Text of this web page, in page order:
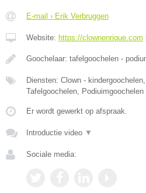
E-mail › Erik Verbruggen
Website: https://clownenrique.com
Goochelaar: tafelgoochelen -
Diensten: Clown -
Tafelgoochelen, Podiuimgoochelen
Er wordt gewerkt op afspraak.
Introductie video ▼
Sociale media: